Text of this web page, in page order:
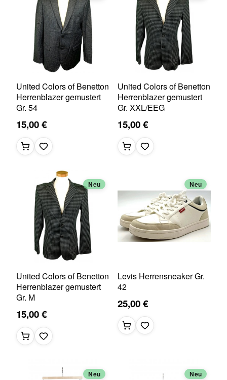
United Colors of Benetton
Herrenblazer gemustert
Gr. 54
15,00 €
United Colors of Benetton
Herrenblazer gemustert
Gr. XXL/EEG
15,00 €
Neu
United Colors of Benetton
Herrenblazer gemustert
Gr. M
15,00 €
Neu
Levis Herrensneaker Gr.
42
25,00 €
Neu Neu